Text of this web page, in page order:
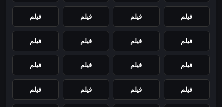
فيلم فيلم فيلم فيلم
فيلم فيلم فيلم فيلم
فيلم فيلم فيلم فيلم
فيلم فيلم فيلم فيلم